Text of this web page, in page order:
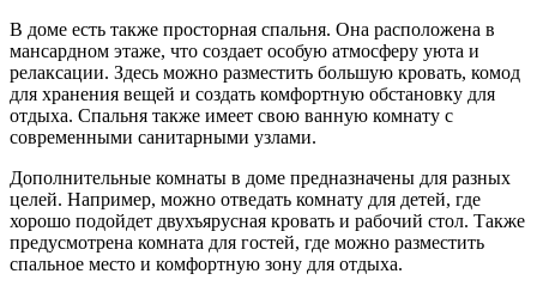
В доме есть также просторная спальня. Она расположена в
мансардном этаже, что создает особую атмосферу уюта и
релаксации. Здесь можно разместить большую кровать, комод
для хранения вещей и создать комфортную обстановку для
отдыха. Спальня также имеет свою ванную комнату с
современными санитарными узлами.
Дополнительные комнаты в доме предназначены для разных
целей. Например, можно отведать комнату для детей, где
хорошо подойдет двухъярусная кровать и рабочий стол. Также
предусмотрена комната для гостей, где можно разместить
спальное место и комфортную зону для отдыха.